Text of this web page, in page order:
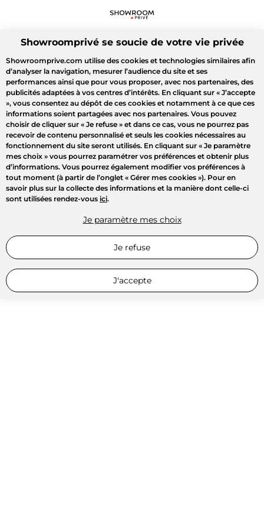
Showroomprivé se soucie de votre vie privée
Showroomprive.com utilise des cookies et technologies similaires afin
d’analyser la navigation, mesurer l’audience du site et ses
performances ainsi que pour vous proposer, avec nos partenaires, des
publicités adaptées à vos centres d’intérêts. En cliquant sur « J’accepte
», vous consentez au dépôt de ces cookies et notamment à ce que ces
informations soient partagées avec nos partenaires. Vous pouvez
choisir de cliquer sur « Je refuse » et dans ce cas, vous ne pourrez pas
recevoir de contenu personnalisé et seuls les cookies nécessaires au
fonctionnement du site seront utilisés. En cliquant sur « Je paramètre
mes choix » vous pourrez paramétrer vos préférences et obtenir plus
d’informations. Vous pourrez également modifier vos préférences à
tout moment (à partir de l’onglet « Gérer mes cookies »). Pour en
savoir plus sur la collecte des informations et la manière dont celle-ci
sont utilisées rendez-vous ici.
Je paramètre mes choix
Je refuse
J'accepte